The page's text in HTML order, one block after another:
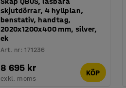
skjutdörrar, 4 hyllplan,
benstativ, handtag,
2020x1200x400 mm, silver,
ek
Art. nr:171236
8 695 kr
exkl. moms
KÖP